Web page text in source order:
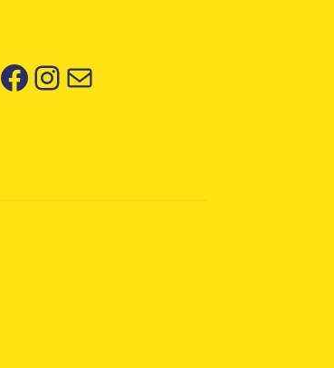
Facebook
Instagram
Correo electrónico